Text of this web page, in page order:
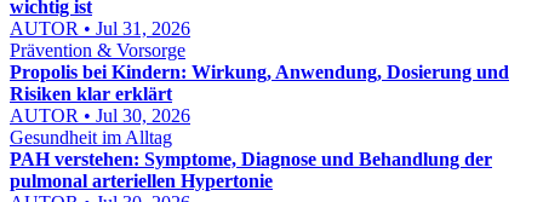
wichtig ist
AUTOR • Jul 31, 2026
Prävention & Vorsorge
Propolis bei Kindern: Wirkung, Anwendung, Dosierung und
Risiken klar erklärt
AUTOR • Jul 30, 2026
Gesundheit im Alltag
PAH verstehen: Symptome, Diagnose und Behandlung der
pulmonal arteriellen Hypertonie